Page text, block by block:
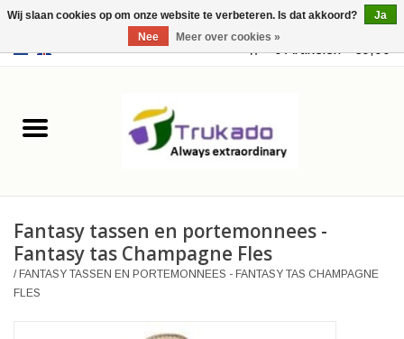
USD 0 Artikelen - €0,00
Leer
Merchandise
Retro Vintage
Fantasy tassen en portemonnees -
Fantasy tas Champagne Fles
/FANTASY TASSEN EN PORTEMONNEES - FANTASY TAS CHAMPAGNE
FLES
Wij slaan cookies op om onze website te verbeteren. Is dat akkoord?
Ja
Nee
Meer over cookies »